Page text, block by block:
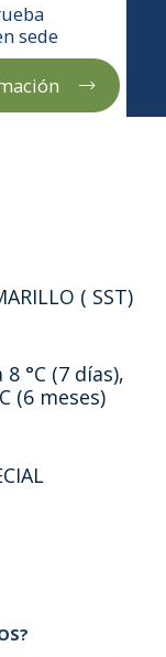
sede
( SST)
°C (7 días),
(6 meses)